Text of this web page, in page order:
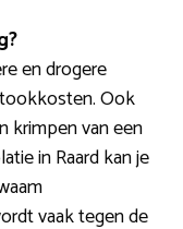
en drogere
Ook
van een
in Raard kan je
vaak tegen de